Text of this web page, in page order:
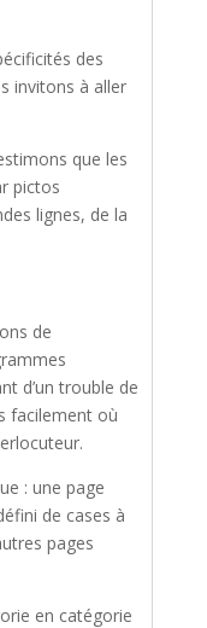
des
invitons à aller
que les
pictos
lignes, de la
de
d’un trouble de
facilement où
: une page
de cases à
pages
en catégorie